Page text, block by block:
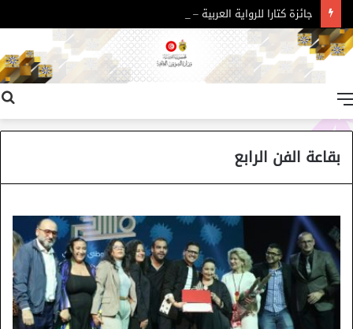
جائزة كتارا للرواية العربية – الدورة 11
بقاعة الفن الرابع